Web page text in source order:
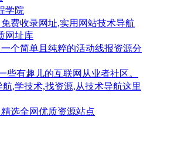
学院
免费收录网址,实用网站技术导航
网址库
个简单且纯粹的活动线报资源分
些有趣儿的互联网从业者社区。
,学技术,找资源,从技术导航这里
选全网优质资源站点